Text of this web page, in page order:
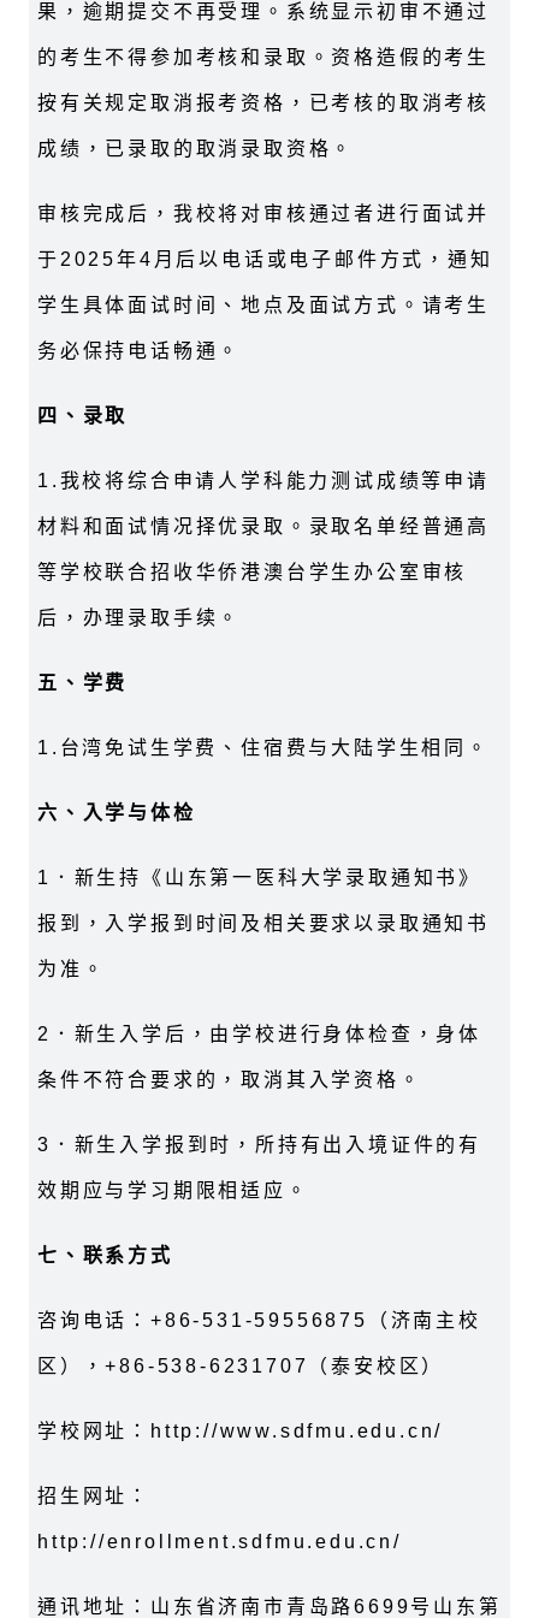
果，逾期提交不再受理。系统显示初审不通过
的考生不得参加考核和录取。资格造假的考生
按有关规定取消报考资格，已考核的取消考核
成绩，已录取的取消录取资格。
审核完成后，我校将对审核通过者进行面试并
于2025年4月后以电话或电子邮件方式，通知
学生具体面试时间、地点及面试方式。请考生
务必保持电话畅通。
四、录取
1.我校将综合申请人学科能力测试成绩等申请
材料和面试情况择优录取。录取名单经普通高
等学校联合招收华侨港澳台学生办公室审核
后，办理录取手续。
五、学费
1.台湾免试生学费、住宿费与大陆学生相同。
六、入学与体检
1．新生持《山东第一医科大学录取通知书》
报到，入学报到时间及相关要求以录取通知书
为准。
2．新生入学后，由学校进行身体检查，身体
条件不符合要求的，取消其入学资格。
3．新生入学报到时，所持有出入境证件的有
效期应与学习期限相适应。
七、联系方式
咨询电话：+86-531-59556875（济南主校
区），+86-538-6231707（泰安校区）
学校网址：http://www.sdfmu.edu.cn/
招生网址：
http://enrollment.sdfmu.edu.cn/
通讯地址：山东省济南市青岛路6699号山东第